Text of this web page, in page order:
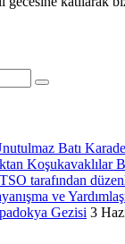
Batı
Koşukavaklılar
tarafından
ve
Gezisi 3